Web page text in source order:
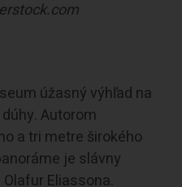
úžasný výhľad na
Autorom
a tri metre širokého
je slávny
Eliassona.